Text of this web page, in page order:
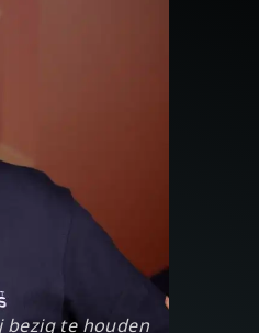
bezig te houden